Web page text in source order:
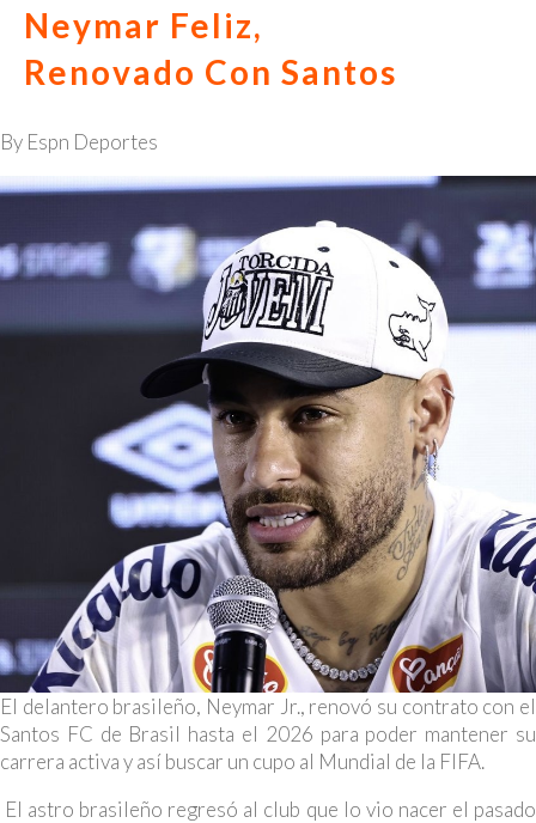
Marcadores
Otros Deportes
Risaralda
Pereira
Neymar Feliz,
Renovado Con Santos
By Espn Deportes
El delantero brasileño, Neymar Jr., renovó su contrato con el
Santos FC de Brasil hasta el 2026 para poder mantener su
carrera activa y así buscar un cupo al Mundial de la FIFA.
El astro brasileño regresó al club que lo vio nacer el pasado